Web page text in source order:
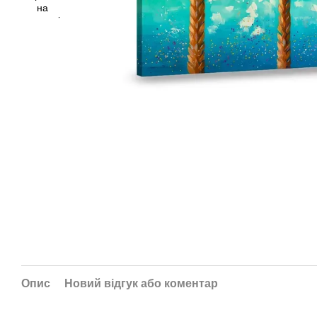
Опис Новий відгук або коментар